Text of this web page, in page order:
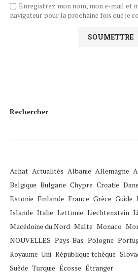
Enregistrez mon nom, mon e-mail et
navigateur pour la prochaine fois que je
Rechercher
Achat Actualités Albanie Allemagne
Belgique Bulgarie Chypre Croatie
Estonie Finlande France Grèce Guide
Islande Italie Lettonie Liechtenstein
Macédoine du Nord Malte Monaco
NOUVELLES Pays-Bas Pologne
Royaume-Uni République tchèque
Suède Turquie Écosse Étranger